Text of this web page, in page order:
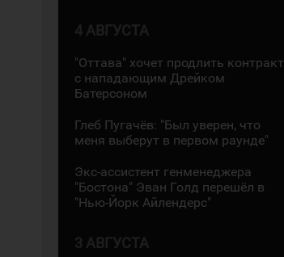
4 АВГУСТА
"Оттава" хочет продлить контракт
с нападающим Дрейком
Батерсоном
Глеб Пугачёв: "Был уверен, что
меня выберут в первом раунде"
Экс-ассистент генменеджера
"Бостона" Эван Голд перешёл в
"Нью-Йорк Айлендерс"
3 АВГУСТА